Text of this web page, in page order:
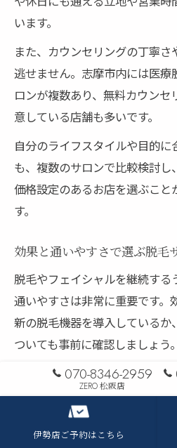
います。
また、カウンセリングの丁寧
逃せません。志摩市内には医
ロンが複数あり、無料カウンセ
意している店舗も多いです。
自分のライフスタイルや目的
も、複数のサロンで比較検討
価格設定のあるお店を選ぶこと
す。
効果と通いやすさで選ぶ脱毛
脱毛やフェイシャルを継続する
通いやすさは非常に重要です。
新の脱毛機器を導入している
ついても事前に確認しましょう。
例えば、志摩市周辺では駅近や
スの良さが選ばれる理由となっ
続けられる環境こそ、脱毛効果
ントです。
070-8346-2959
ZERO 松阪店
伊勢店ご予約はこちら